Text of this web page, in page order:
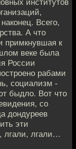
институтов
Всего,
А что
примкнувшая к
веке была
России
рабами
социализм -
быдло. Вот что
со
дондуреев
эти
лгали, лгали…